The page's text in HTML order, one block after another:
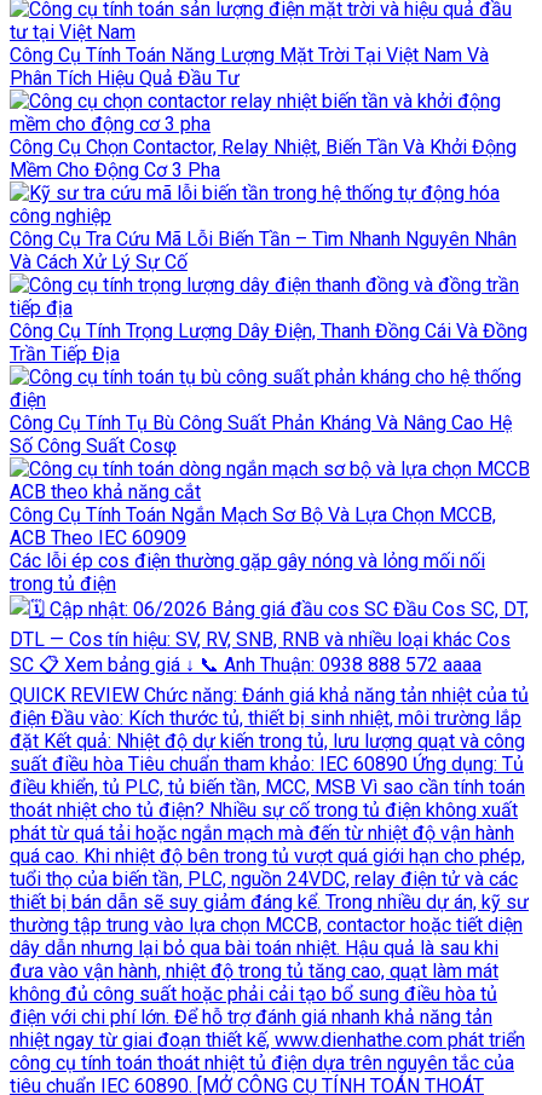
Công Cụ Tính Toán Năng Lượng Mặt Trời Tại Việt Nam Và
Phân Tích Hiệu Quả Đầu Tư
Công Cụ Chọn Contactor, Relay Nhiệt, Biến Tần Và Khởi Động
Mềm Cho Động Cơ 3 Pha
Công Cụ Tra Cứu Mã Lỗi Biến Tần – Tìm Nhanh Nguyên Nhân
Và Cách Xử Lý Sự Cố
Công Cụ Tính Trọng Lượng Dây Điện, Thanh Đồng Cái Và Đồng
Trần Tiếp Địa
Công Cụ Tính Tụ Bù Công Suất Phản Kháng Và Nâng Cao Hệ
Số Công Suất Cosφ
Công Cụ Tính Toán Ngắn Mạch Sơ Bộ Và Lựa Chọn MCCB,
ACB Theo IEC 60909
Các lỗi ép cos điện thường gặp gây nóng và lỏng mối nối
trong tủ điện